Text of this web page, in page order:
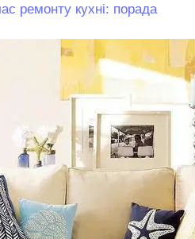
ремонту кухні: порада